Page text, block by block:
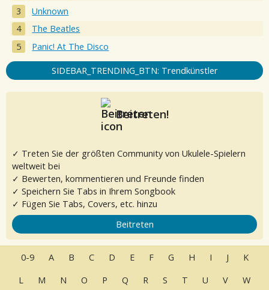
Unknown
The Beatles
Panic! At The Disco
SIDEBAR_TRENDING_BTN: Trendkünstler
Beitreten!
✓ Treten Sie der größten Community von Ukulele-Spielern
weltweit bei
✓ Bewerten, kommentieren und Freunde finden
✓ Speichern Sie Tabs in Ihrem Songbook
✓ Fügen Sie Tabs, Covers, etc. hinzu
Beitreten
0-9 A B C D E F G H I J
K
L
M N O P Q R S T U V W